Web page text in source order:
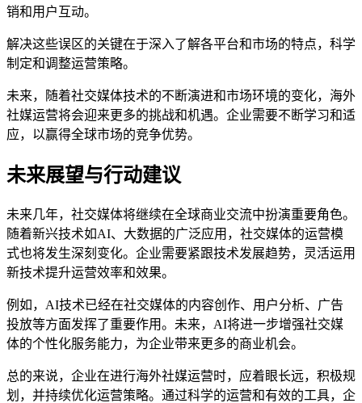
销和用户互动。
解决这些误区的关键在于深入了解各平台和市场的特点，科学
制定和调整运营策略。
未来，随着社交媒体技术的不断演进和市场环境的变化，海外
社媒运营将会迎来更多的挑战和机遇。企业需要不断学习和适
应，以赢得全球市场的竞争优势。
未来展望与行动建议
未来几年，社交媒体将继续在全球商业交流中扮演重要角色。
随着新兴技术如AI、大数据的广泛应用，社交媒体的运营模
式也将发生深刻变化。企业需要紧跟技术发展趋势，灵活运用
新技术提升运营效率和效果。
例如，AI技术已经在社交媒体的内容创作、用户分析、广告
投放等方面发挥了重要作用。未来，AI将进一步增强社交媒
体的个性化服务能力，为企业带来更多的商业机会。
总的来说，企业在进行海外社媒运营时，应着眼长远，积极规
划，并持续优化运营策略。通过科学的运营和有效的工具，企